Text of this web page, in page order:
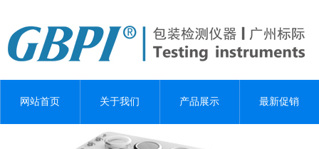
网站首页 关于我们 产品展示 最新促销